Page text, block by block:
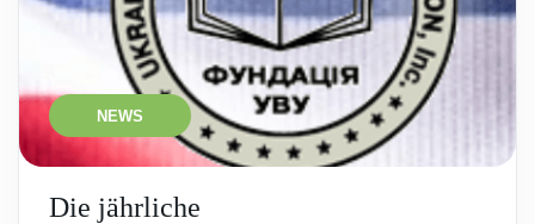
NEWS
Die jährliche